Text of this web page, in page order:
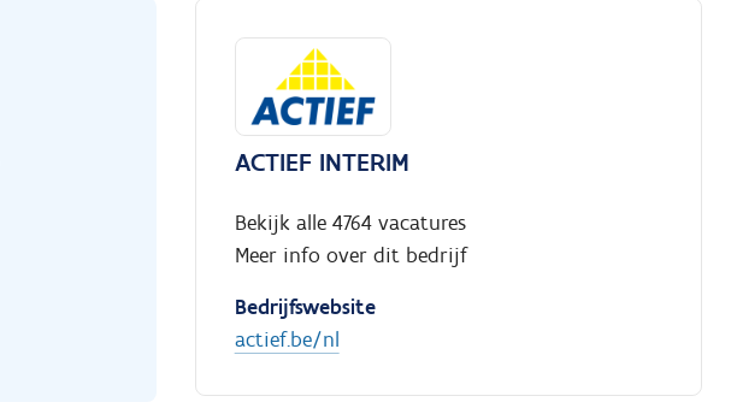
ACTIEF INTERIM
Bekijk alle 4764 vacatures
Meer info over dit bedrijf
Bedrijfswebsite
actief.be/nl